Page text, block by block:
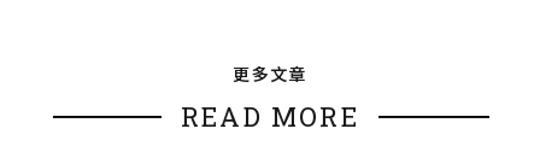
更多文章
READ MORE